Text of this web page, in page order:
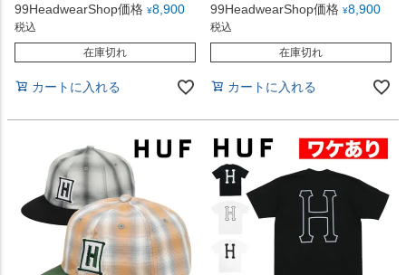
99HeadwearShop価格 ¥8,900
税込
在庫切れ
カートに入れる
99HeadwearShop価格 ¥8,900
税込
在庫切れ
カートに入れる